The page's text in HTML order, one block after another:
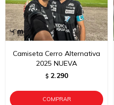
Camiseta Cerro Alternativa
2025 NUEVA
$ 2.290